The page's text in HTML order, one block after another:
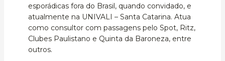
esporádicas fora do Brasil, quando convidado, e
atualmente na UNIVALI – Santa Catarina. Atua
como consultor com passagens pelo Spot, Ritz,
Clubes Paulistano e Quinta da Baroneza, entre
outros.